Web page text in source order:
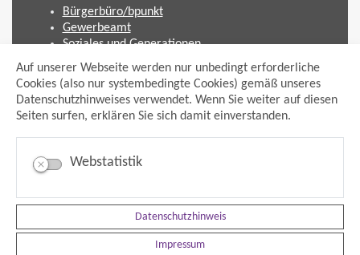
Auf unserer Webseite werden nur unbedingt erforderliche
Cookies (also nur systembedingte Cookies) gemäß unseres
Datenschutzhinweises verwendet. Wenn Sie weiter auf diesen
Seiten surfen, erklären Sie sich damit einverstanden.
Webstatistik
Datenschutzhinweis
Impressum
Bürgerbüro/bpunkt
Gewerbeamt
Soziales und Generationen
Standesamt
Friedhofsverwaltung
Planen und Bauen (Bauamt)
Impressum
Datenschutzhinweis
Anmelden
Facebook
xing
Newsfeed Ausschreibungen